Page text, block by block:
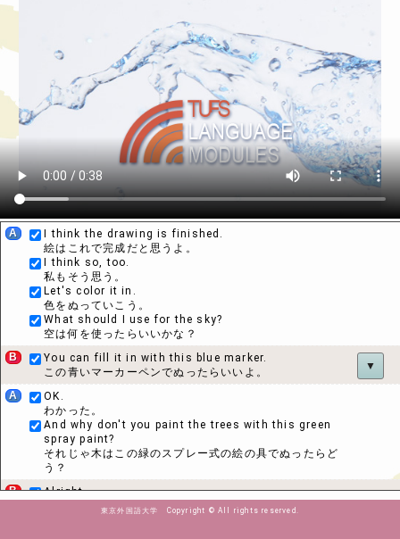
▼
A
I think the drawing is finished.
絵はこれで完成だと思うよ。
I think so, too.
私もそう思う。
Let's color it in.
色をぬっていこう。
What should I use for the sky?
空は何を使ったらいいかな？
B
You can fill it in with this blue marker.
この青いマーカーペンでぬったらいいよ。
A
OK.
わかった。
And why don't you paint the trees with this green
spray paint?
それじゃ木はこの緑のスプレー式の絵の具でぬったらど
う？
B
Alright.
東京外国語大学 Copyright © All rights reserved.